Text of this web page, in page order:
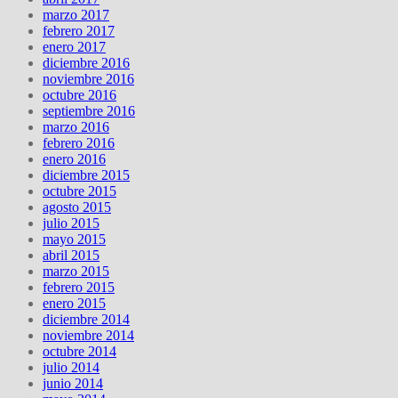
marzo 2017
febrero 2017
enero 2017
diciembre 2016
noviembre 2016
octubre 2016
septiembre 2016
marzo 2016
febrero 2016
enero 2016
diciembre 2015
octubre 2015
agosto 2015
julio 2015
mayo 2015
abril 2015
marzo 2015
febrero 2015
enero 2015
diciembre 2014
noviembre 2014
octubre 2014
julio 2014
junio 2014